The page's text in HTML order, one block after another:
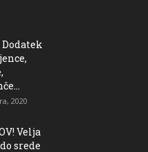
2020
Velja
srede